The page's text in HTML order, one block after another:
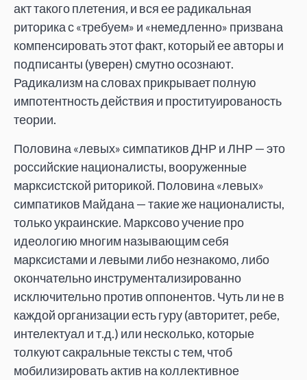
акт такого плетения, и вся ее радикальная
риторика с «требуем» и «немедленно» призвана
компенсировать этот факт, который ее авторы и
подписанты (уверен) смутно осознают.
Радикализм на словах прикрывает полную
импотентность действия и проституированость
теории.
Половина «левых» симпатиков ДНР и ЛНР — это
российские националисты, вооруженные
марксистской риторикой. Половина «левых»
симпатиков Майдана — такие же националисты,
только украинские. Марксово учение про
идеологию многим называющим себя
марксистами и левыми либо незнакомо, либо
окончательно инструментализированно
исключительно против оппонентов. Чуть ли не в
каждой организации есть гуру (авторитет, ребе,
интелектуал и т.д.) или несколько, которые
толкуют сакральные тексты с тем, чтоб
мобилизировать актив на коллективное